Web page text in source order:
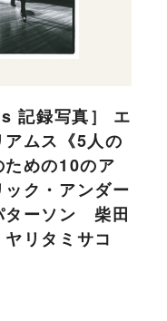
記録写真］ エ
ムス《5人の
めの10のア
ク・アンダー
ーソン 柴田
リタミサコ